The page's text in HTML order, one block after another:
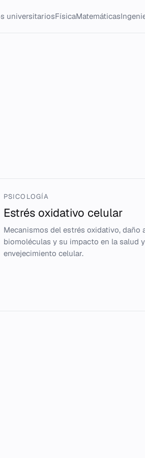
universitariosFísicaMatemáticas
PSICOLOGÍA
Estrés oxidativo celular
Mecanismos del estrés oxidativo, daño
biomoléculas y su impacto en la salud
envejecimiento celular.